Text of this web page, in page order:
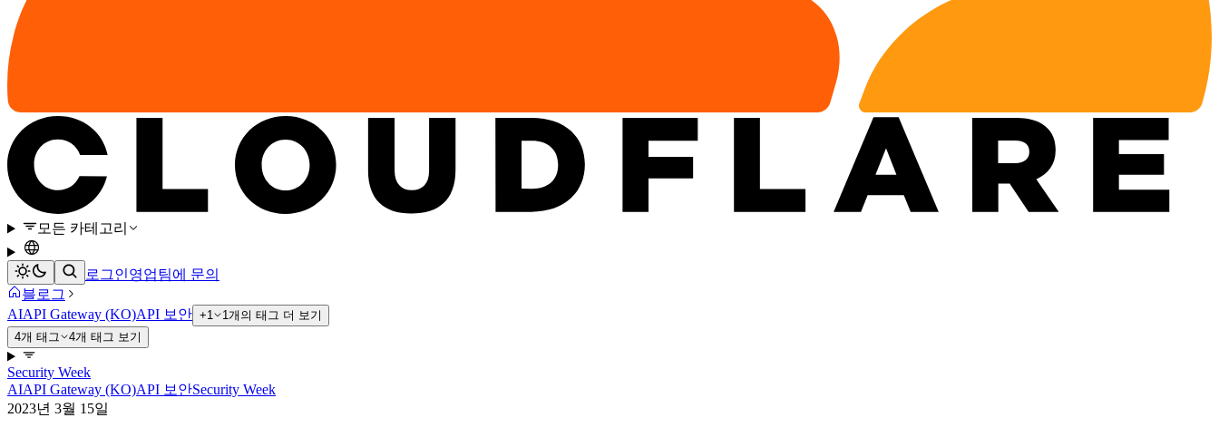
모든 카테고리
로그인영업팀에 문의
블로그
AIAPI Gateway (KO)API 보안 +1
1개의 태그 더 보기
4개 태그
4개 태그 보기
Security Week
AIAPI Gateway (KO)API 보안Security Week
2023년 3월 15일